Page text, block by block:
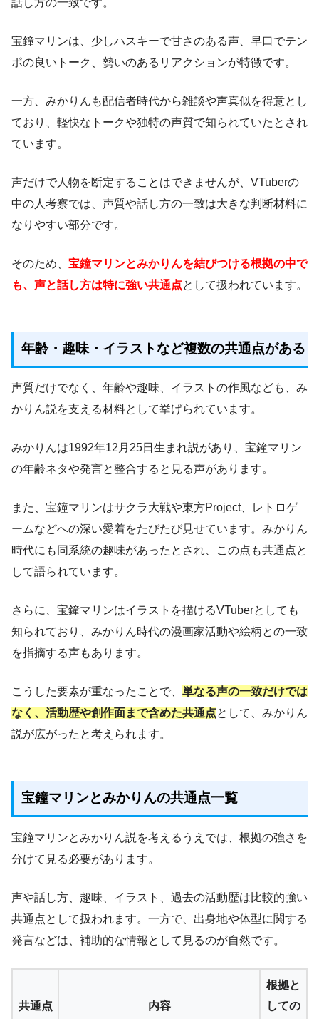
話し方の一致です。
宝鐘マリンは、少しハスキーで甘さのある声、早口でテン
ポの良いトーク、勢いのあるリアクションが特徴です。
一方、みかりんも配信者時代から雑談や声真似を得意とし
ており、軽快なトークや独特の声質で知られていたとされ
ています。
声だけで人物を断定することはできませんが、VTuberの
中の人考察では、声質や話し方の一致は大きな判断材料に
なりやすい部分です。
そのため、 宝鐘マリンとみかりんを結びつける根拠の中で
も、声と話し方は特に強い共通点として扱われています。
年齢・趣味・イラストなど複数の共通点がある
声質だけでなく、年齢や趣味、イラストの作風なども、み
かりん説を支える材料として挙げられています。
みかりんは1992年12月25日生まれ説があり、宝鐘マリン
の年齢ネタや発言と整合すると見る声があります。
また、宝鐘マリンはサクラ大戦や東方Project、レトロゲ
ームなどへの深い愛着をたびたび見せています。みかりん
時代にも同系統の趣味があったとされ、この点も共通点と
して語られています。
さらに、宝鐘マリンはイラストを描けるVTuberとしても
知られており、みかりん時代の漫画家活動や絵柄との一致
を指摘する声もあります。
こうした要素が重なったことで、 単なる声の一致だけでは
なく、活動歴や創作面まで含めた共通点として、みかりん
説が広がったと考えられます。
宝鐘マリンとみかりんの共通点一覧
宝鐘マリンとみかりん説を考えるうえでは、根拠の強さを
分けて見る必要があります。
声や話し方、趣味、イラスト、過去の活動歴は比較的強い
共通点として扱われます。一方で、出身地や体型に関する
発言などは、補助的な情報として見るのが自然です。
共通点 内容
根拠と
しての